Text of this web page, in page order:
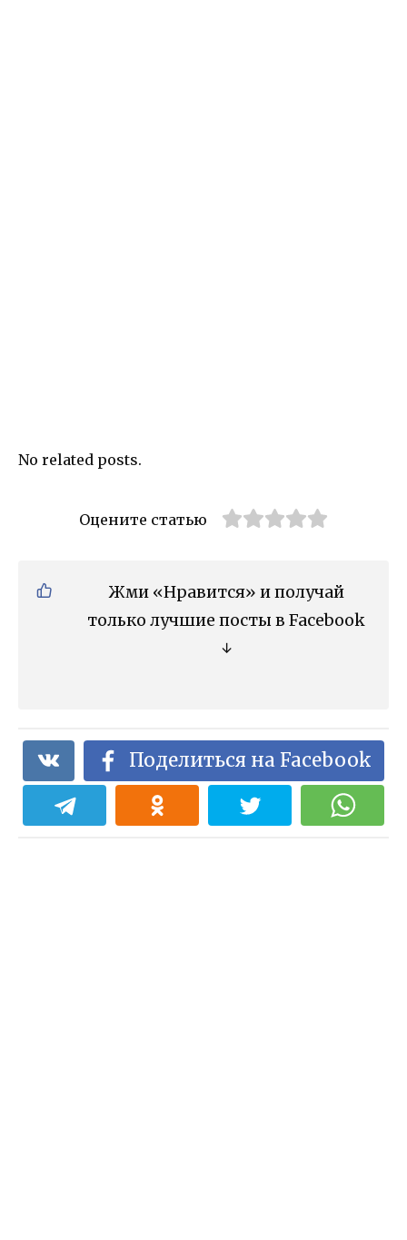
No related posts.
Оцените статью
Жми «Нравится» и получай
только лучшие посты в Facebook
↓
Поделиться на Facebook